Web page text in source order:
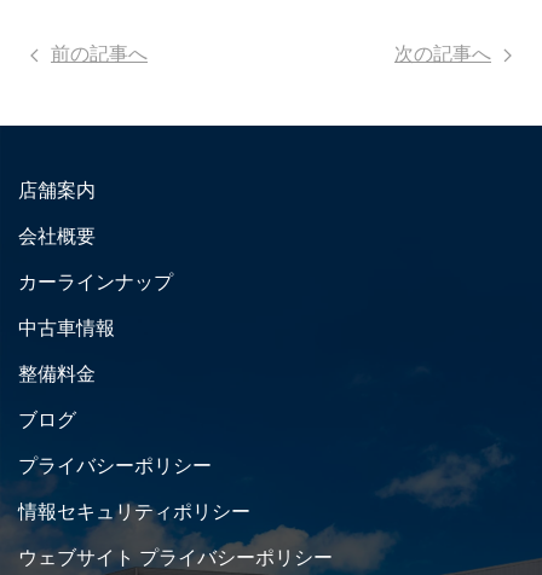
前の記事へ 次の記事へ
店舗案内
会社概要
カーラインナップ
中古車情報
整備料金
ブログ
プライバシーポリシー
情報セキュリティポリシー
ウェブサイト プライバシーポリシー